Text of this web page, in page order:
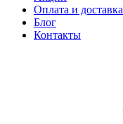
Оплата и доставка
Блог
Контакты